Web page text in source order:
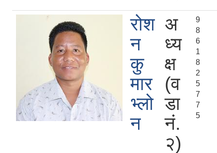
रोश
न
कु
मार
भ्लो
न
अ
ध्य
क्ष
(व
डा
नं.
२)
9
8
6
1
8
2
5
7
7
5